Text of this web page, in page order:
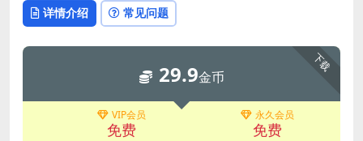
详情介绍 常见问题
下载
29.9金币
VIP会员
免费
永久会员
免费